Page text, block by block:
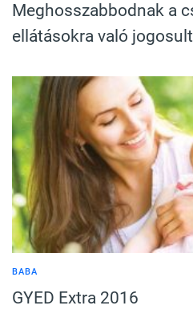
Meghosszabbodnak a
ellátásokra való
BABA
GYED Extra 2016